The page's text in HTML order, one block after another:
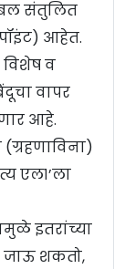
बल संतुलित
आहेत.
विशेष व
वापर
आहे.
एल१’ला
इतरांच्या
शकतो,